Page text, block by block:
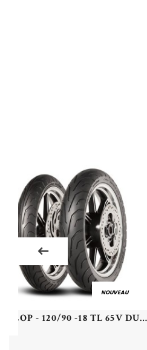
NOUVEAU
DUNLOP - 120/90 -18 TL 65V DU STREETSMART R - 1209018 -